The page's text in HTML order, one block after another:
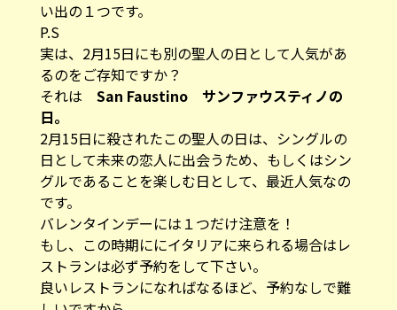
い出の１つです。
P.S
実は、2月15日にも別の聖人の日として人気があ
るのをご存知ですか？
それは San Faustino サンファウスティノの
日。
2月15日に殺されたこの聖人の日は、シングルの
日として未来の恋人に出会うため、もしくはシン
グルであることを楽しむ日として、最近人気なの
です。
バレンタインデーには１つだけ注意を！
もし、この時期ににイタリアに来られる場合はレ
ストランは必ず予約をして下さい。
良いレストランになればなるほど、予約なしで難